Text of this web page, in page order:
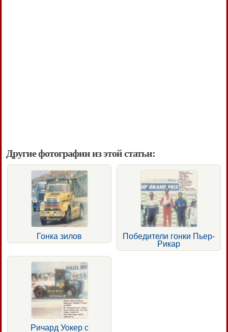
Другие фотографии из этой статьи:
Гонка зилов
Победители гонки Пьер-
Рикар
Ричард Уокер с